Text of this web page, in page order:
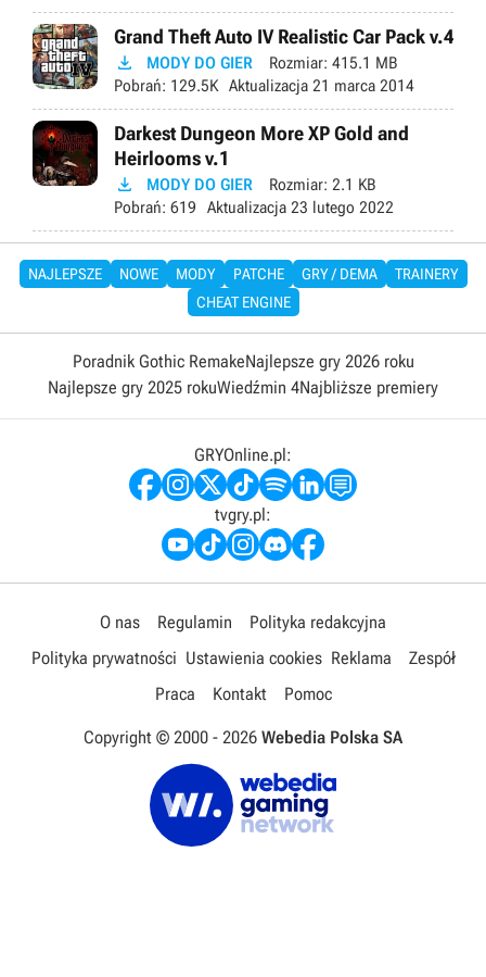
Grand Theft Auto IV Realistic Car Pack v.4
 MODY DO GIER Rozmiar: 415.1 MB
Pobrań: 129.5K Aktualizacja 21 marca 2014
Darkest Dungeon More XP Gold and
Heirlooms v.1
 MODY DO GIER Rozmiar: 2.1 KB
Pobrań: 619 Aktualizacja 23 lutego 2022
NAJLEPSZE NOWE MODY PATCHE GRY / DEMA
TRAINERY
CHEAT ENGINE
Poradnik Gothic RemakeNajlepsze gry 2026 roku
Najlepsze gry 2025 rokuWiedźmin 4Najbliższe premiery
GRYOnline.pl:
tvgry.pl:
O nas Regulamin
Polityka redakcyjna
Polityka prywatności Ustawienia cookies Reklama
Zespół
Praca
Kontakt Pomoc
Copyright © 2000 - 2026 Webedia Polska SA